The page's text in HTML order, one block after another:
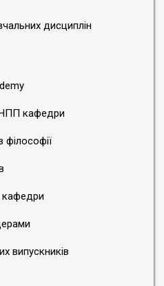
дисциплін
НПП кафедри
філософії
кафедри
випускників